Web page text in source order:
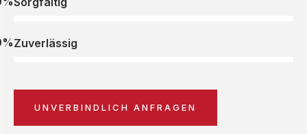
Zuverlässig
UNVERBINDLICH ANFRAGEN